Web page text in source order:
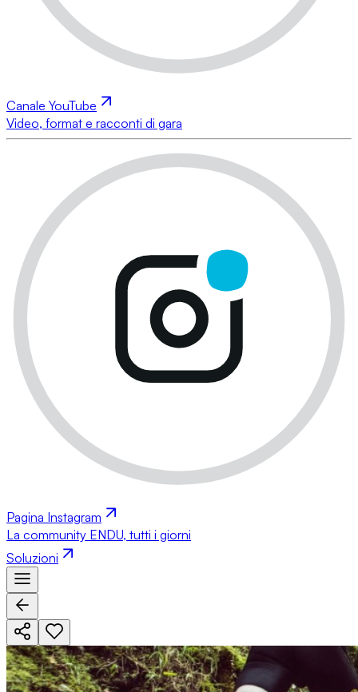
Canale YouTube
Video, format e racconti di gara
Pagina Instagram
La community ENDU, tutti i giorni
Soluzioni